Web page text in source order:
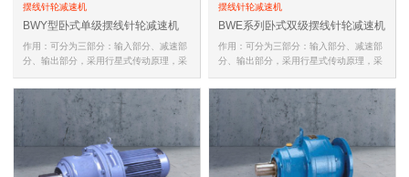
摆线针轮减速机
BWY型卧式单级摆线针轮减速机
作用：可分为三部分：输入部分、减速部
分、输出部分，采用行星式传动原理，采
摆线针轮减速机
BWE系列卧式双级摆线针轮减速机
作用：可分为三部分：输入部分、减速部
分、输出部分，采用行星式传动原理，采